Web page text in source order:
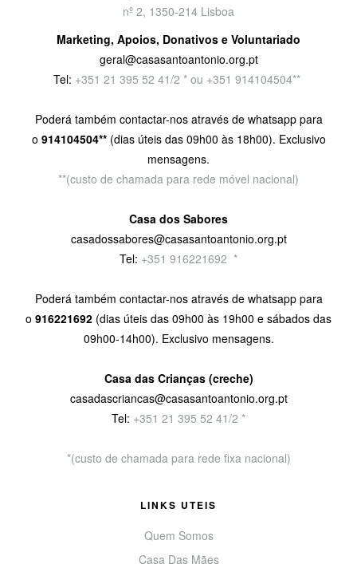
nº 2, 1350-214 Lisboa
Marketing, Apoios, Donativos e Voluntariado
geral@casasantoantonio.org.pt
Tel: +351 21 395 52 41/2 * ou +351 914104504**
Poderá também contactar-nos através de whatsapp para
o 914104504** (dias úteis das 09h00 às 18h00). Exclusivo
mensagens.
**(custo de chamada para rede móvel nacional)
Casa dos Sabores
casadossabores@casasantoantonio.org.pt
Tel: +351 916221692 *
Poderá também contactar-nos através de whatsapp para
o 916221692 (dias úteis das 09h00 às 19h00 e sábados das
09h00-14h00). Exclusivo mensagens.
Casa das Crianças (creche)
casadascriancas@casasantoantonio.org.pt
Tel: +351 21 395 52 41/2 *
*(custo de chamada para rede fixa nacional)
LINKS UTEIS
Quem Somos
Casa Das Mães